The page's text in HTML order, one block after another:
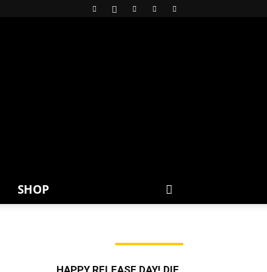
SHOP
HAPPY RELEASE DAY! DIE